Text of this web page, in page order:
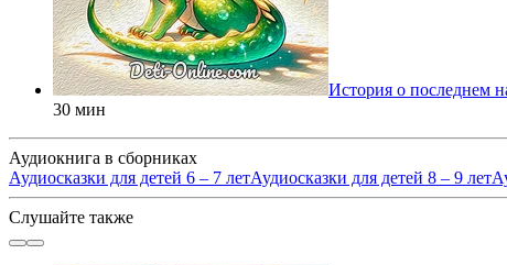
История о последнем
30 мин
Аудиокнига в сборниках
Аудиосказки для детей 6 – 7 летАудиосказки для детей 8 – 9 лет
Слушайте также